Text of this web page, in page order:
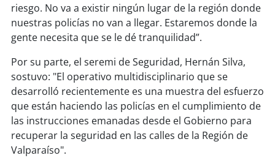
soyosorno
soypuertomontt
soychiloé
riesgo. No va a existir ningún lugar de la región donde
nuestras policías no van a llegar. Estaremos donde la
gente necesita que se le dé tranquilidad”.
Por su parte, el seremi de Seguridad, Hernán Silva,
sostuvo: "El operativo multidisciplinario que se
desarrolló recientemente es una muestra del esfuerzo
que están haciendo las policías en el cumplimiento de
las instrucciones emanadas desde el Gobierno para
recuperar la seguridad en las calles de la Región de
Valparaíso".